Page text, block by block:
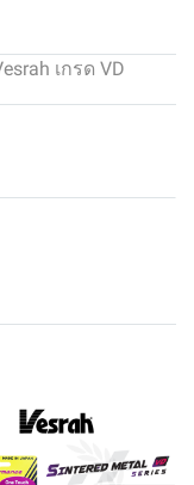
เกรด VD